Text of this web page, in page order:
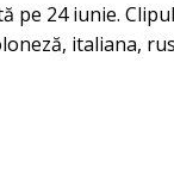
24 iunie.
italiana,